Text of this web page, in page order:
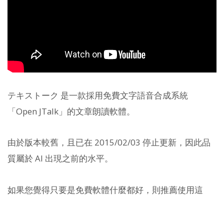
テキストーク 是一款採用免費文字語音合成系統
「Open JTalk」的文章朗讀軟體。
由於版本較舊，且已在 2015/02/03 停止更新，因此品
質屬於 AI 出現之前的水平。
如果您覺得只要是免費軟體什麼都好，則推薦使用這